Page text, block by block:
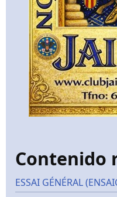
Contenido
ESSAI GÉNÉRAL